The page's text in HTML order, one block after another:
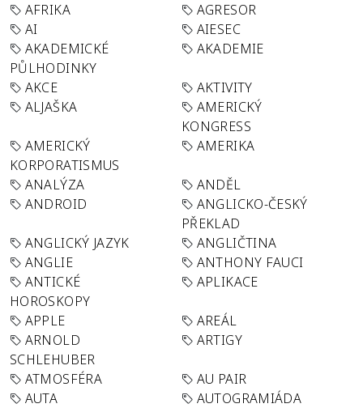
AFRIKA
AGRESOR
AI
AIESEC
AKADEMICKÉ
PŮLHODINKY
AKADEMIE
AKCE
AKTIVITY
ALJAŠKA
AMERICKÝ
KONGRESS
AMERICKÝ
KORPORATISMUS
AMERIKA
ANALÝZA
ANDĚL
ANDROID
ANGLICKO-ČESKÝ
PŘEKLAD
ANGLICKÝ JAZYK
ANGLIČTINA
ANGLIE
ANTHONY FAUCI
ANTICKÉ
HOROSKOPY
APLIKACE
APPLE
AREÁL
ARNOLD
SCHLEHUBER
ARTIGY
ATMOSFÉRA
AU PAIR
AUTA
AUTOGRAMIÁDA